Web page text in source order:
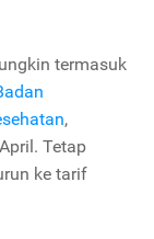
termasuk
,
Tetap
ke tarif